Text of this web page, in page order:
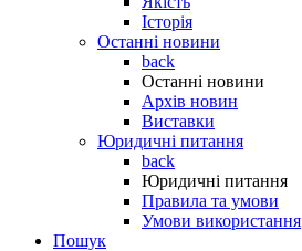
Історія
Останні новини
back
Останні новини
Архів новин
Виставки
Юридичні питання
back
Юридичні питання
Правила та умови
Умови використання
Пошук